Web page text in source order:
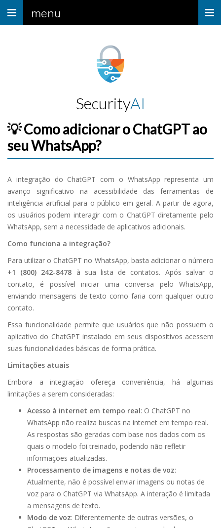
Menu menu
SecurityAI
💡 Como adicionar o ChatGPT ao
seu WhatsApp?
A integração do ChatGPT com o WhatsApp representa um
avanço significativo na acessibilidade das ferramentas de
inteligência artificial para o público em geral. A partir de agora,
os usuários podem interagir com o ChatGPT diretamente pelo
WhatsApp, sem a necessidade de aplicativos adicionais.
Como funciona a integração?
Para utilizar o ChatGPT no WhatsApp, basta adicionar o número
+1 (800) 242-8478 à sua lista de contatos. Após salvar o
contato, é possível iniciar uma conversa pelo WhatsApp,
enviando mensagens de texto como faria com qualquer outro
contato.
Essa funcionalidade permite que usuários que não possuem o
aplicativo do ChatGPT instalado em seus dispositivos acessem
suas funcionalidades básicas de forma prática.
Limitações atuais
Embora a integração ofereça conveniência, há algumas
limitações a serem consideradas:
Acesso à internet em tempo real: O ChatGPT no
WhatsApp não realiza buscas na internet em tempo real.
As respostas são geradas com base nos dados com os
quais o modelo foi treinado, podendo não refletir
informações atualizadas.
Processamento de imagens e notas de voz:
Atualmente, não é possível enviar imagens ou notas de
voz para o ChatGPT via WhatsApp. A interação é limitada
a mensagens de texto.
Modo de voz: Diferentemente de outras versões, o